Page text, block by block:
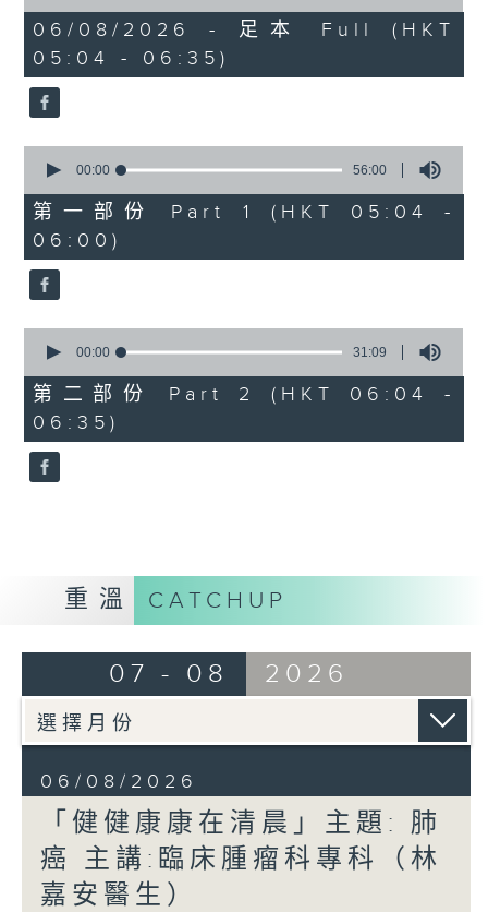
1
hour,
26
minutes,
59
seconds
06/08/2026 - 足本 Full (HKT
05:04 - 06:35)
seconds
56
minutes,
0
seconds
00:00 56:00
第一部份 Part 1 (HKT 05:04 -
06:00)
seconds
31
minutes,
9
seconds
00:00 31:09
第二部份 Part 2 (HKT 06:04 -
06:35)
重溫 CATCHUP
07 - 08 2026
06/08/2026
「健健康康在清晨」主題: 肺
癌 主講:臨床腫瘤科專科（林
嘉安醫生）